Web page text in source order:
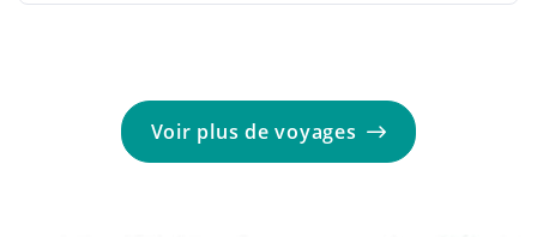
Voir plus de voyages